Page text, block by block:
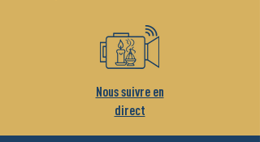
Nous suivre en
direct